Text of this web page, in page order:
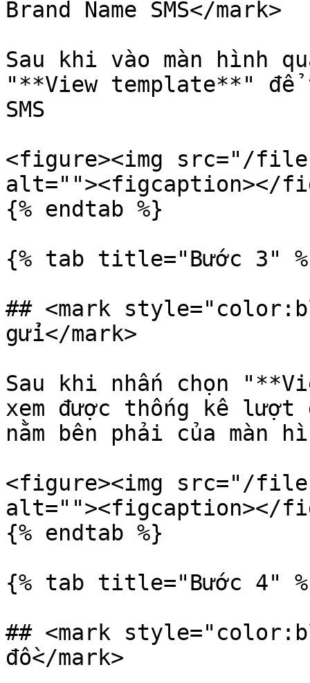
Brand Name SMS</mark>
Sau khi vào màn hình
"**View template**" để
SMS
<figure><img src="/files/
alt=""><figcaption></
{% endtab %}
{% tab title="Bước 3"
## <mark
gửi</mark>
Sau khi nhấn chọn
xem được thống kê
nằm bên phải của màn
<figure><img src="/files/
alt=""><figcaption></
{% endtab %}
{% tab title="Bước 4"
## <mark
đồ</mark>